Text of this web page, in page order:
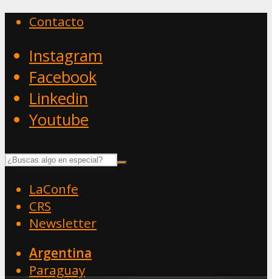
Contacto
Instagram
Facebook
Linkedin
Youtube
LaConfe
CRS
Newsletter
Argentina
Paraguay